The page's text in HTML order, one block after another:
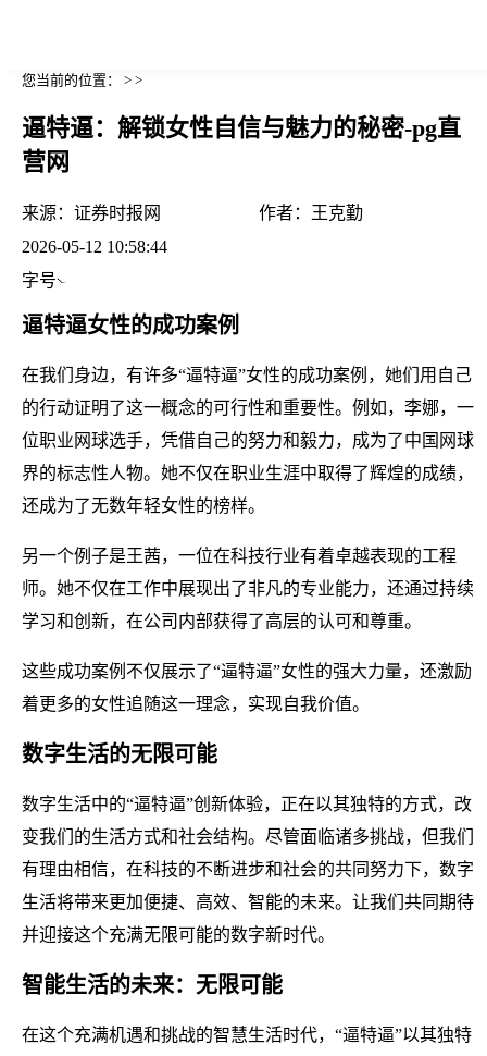
您当前的位置： > >
逼特逼：解锁女性自信与魅力的秘密-pg直
营网
来源： 证券时报网 作者：
王克勤
2026-05-12 10:58:44
字号
逼特逼女性的成功案例
在我们身边，有许多“逼特逼”女性的成功案例，她们用自己
的行动证明了这一概念的可行性和重要性。例如，李娜，一
位职业网球选手，凭借自己的努力和毅力，成为了中国网球
界的标志性人物。她不仅在职业生涯中取得了辉煌的成绩，
还成为了无数年轻女性的榜样。
另一个例子是王茜，一位在科技行业有着卓越表现的工程
师。她不仅在工作中展现出了非凡的专业能力，还通过持续
学习和创新，在公司内部获得了高层的认可和尊重。
这些成功案例不仅展示了“逼特逼”女性的强大力量，还激励
着更多的女性追随这一理念，实现自我价值。
数字生活的无限可能
数字生活中的“逼特逼”创新体验，正在以其独特的方式，改
变我们的生活方式和社会结构。尽管面临诸多挑战，但我们
有理由相信，在科技的不断进步和社会的共同努力下，数字
生活将带来更加便捷、高效、智能的未来。让我们共同期待
并迎接这个充满无限可能的数字新时代。
智能生活的未来：无限可能
在这个充满机遇和挑战的智慧生活时代，“逼特逼”以其独特